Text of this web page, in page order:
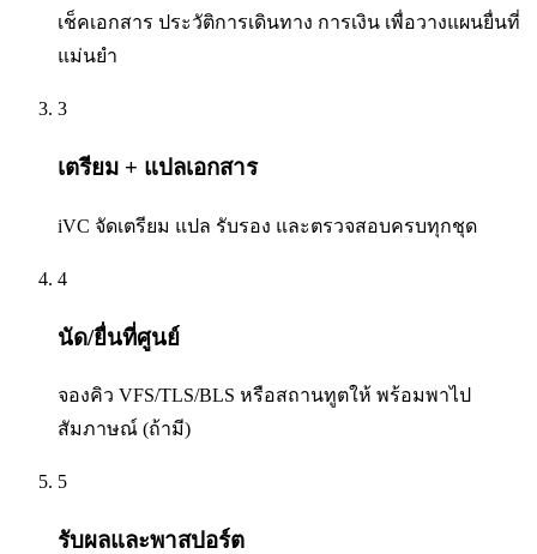
เช็คเอกสาร ประวัติการเดินทาง การเงิน เพื่อวางแผนยื่นที่
แม่นยำ
3
เตรียม + แปลเอกสาร
iVC จัดเตรียม แปล รับรอง และตรวจสอบครบทุกชุด
4
นัด/ยื่นที่ศูนย์
จองคิว VFS/TLS/BLS หรือสถานทูตให้ พร้อมพาไป
สัมภาษณ์ (ถ้ามี)
5
รับผลและพาสปอร์ต